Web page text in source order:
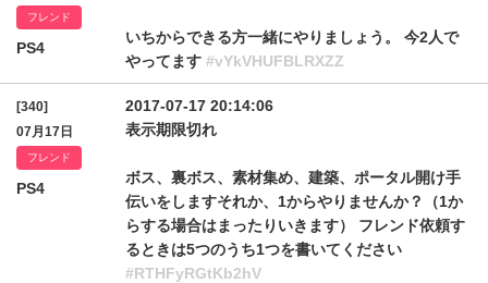
フレンド
PS4
いちからできる方一緒にやりましょう。 今2人で
やってます #vYkVHUFBLRXZZ
[340]
07月17日
フレンド
PS4
2017-07-17 20:14:06
表示期限切れ
ボス、裏ボス、素材集め、建築、ポータル開け手
伝いをしますそれか、1からやりませんか？（1か
らする場合はまったりいきます） フレンド依頼す
るときは5つのうち1つを書いてください
#RTHFyRGtKb2hV